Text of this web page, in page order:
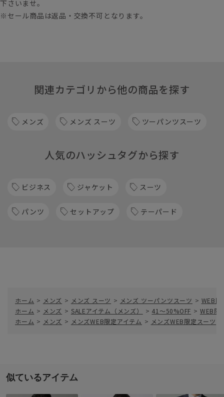
下さいませ。
※セール商品は返品・交換不可となります。
関連カテゴリから他の商品を探す
メンズ メンズ スーツ ツーパンツスーツ
人気のハッシュタグから探す
ビジネス ジャケット スーツ
パンツ セットアップ テーパード
ホーム > メンズ > メンズ スーツ > メンズ ツーパンツスーツ > WEB
ホーム > メンズ > SALEアイテム（メンズ） > 41～50%OFF > WEB限
ホーム > メンズ > メンズWEB限定アイテム > メンズWEB限定スーツ